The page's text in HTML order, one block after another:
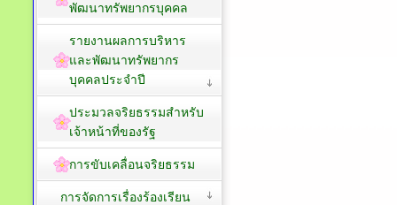
พัฒนาทรัพยากรบุคคล
รายงานผลการบริหาร
และพัฒนาทรัพยากร
บุคคลประจำปี
ประมวลจริยธรรมสำหรับ
เจ้าหน้าที่ของรัฐ
การขับเคลื่อนจริยธรรม
การจัดการเรื่องร้องเรียน